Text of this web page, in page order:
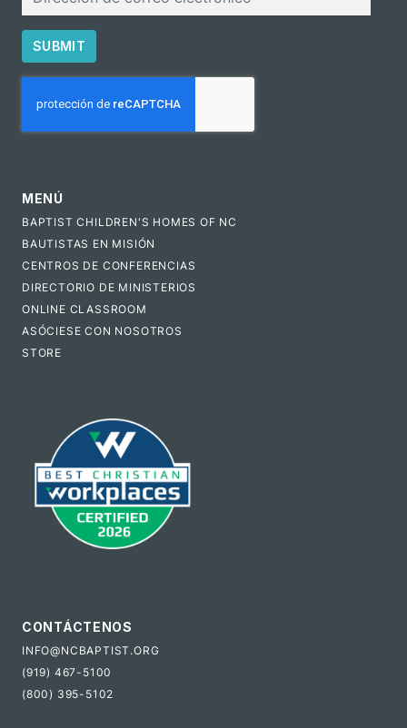
SUBMIT
MENÚ
BAPTIST CHILDREN'S HOMES OF NC
BAUTISTAS EN MISIÓN
CENTROS DE CONFERENCIAS
DIRECTORIO DE MINISTERIOS
ONLINE CLASSROOM
ASÓCIESE CON NOSOTROS
STORE
CONTÁCTENOS
INFO@NCBAPTIST.ORG
(919) 467-5100
(800) 395-5102